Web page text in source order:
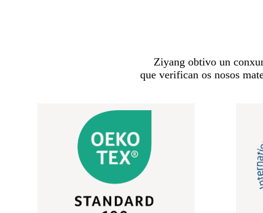
Ziyang obtivo un
que verifican os nosos